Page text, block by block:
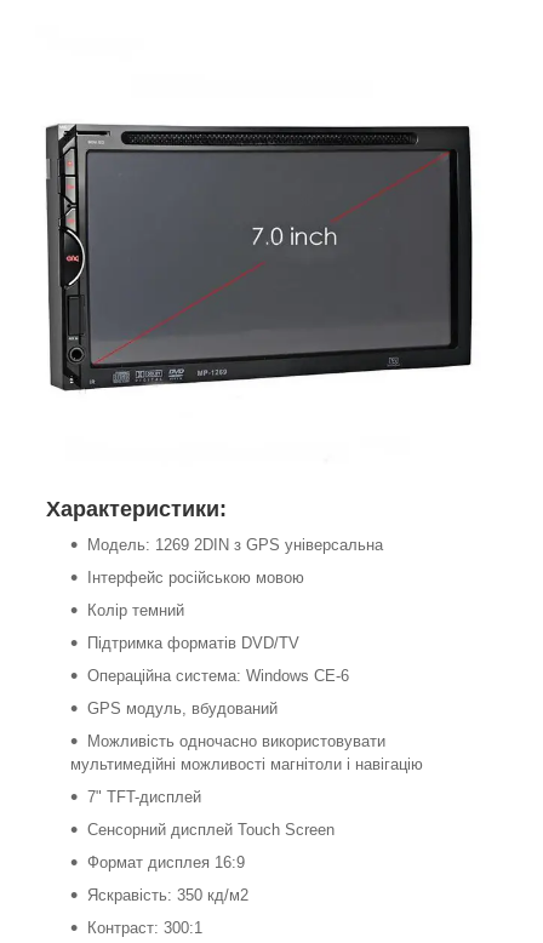
Характеристики:
Модель: 1269 2DIN з GPS універсальна
Інтерфейс російською мовою
Колір темний
Підтримка форматів DVD/TV
Операційна система: Windows CE-6
GPS модуль, вбудований
Можливість одночасно використовувати
мультимедійні можливості магнітоли і навігацію
7" TFT-дисплей
Сенсорний дисплей Touch Screen
Формат дисплея 16:9
Яскравість: 350 кд/м2
Контраст: 300:1